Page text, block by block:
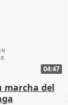
04:47
marcha del